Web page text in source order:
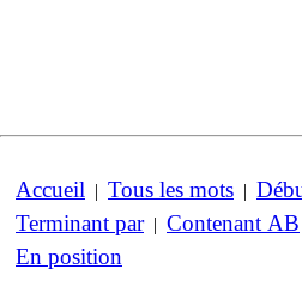
Accueil | Tous les mots |
Terminant par| Contenant AB
En position